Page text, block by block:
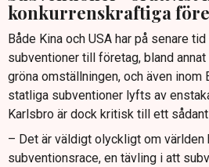
konkurrenskraftiga
Både Kina och USA har på senare
subventioner till företag, bland
gröna omställningen, och även inom
statliga subventioner lyfts av
Karlsbro är dock kritisk till ett
– Det är väldigt olyckligt om världen
subventionsrace, en tävling i att